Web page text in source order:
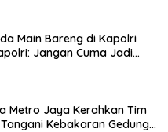
Main Bareng di Kapolri
Jangan Cuma Jadi
Metro Jaya Kerahkan Tim
Kebakaran Gedung